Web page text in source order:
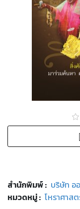
สำนักพิมพ์: บริษัท อ
หมวดหมู่: โหราศาส